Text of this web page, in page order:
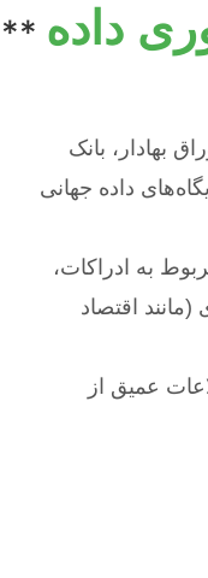
داده **
بهادار، بانک
داده جهانی
به ادراکات،
اقتصاد
عمیق از